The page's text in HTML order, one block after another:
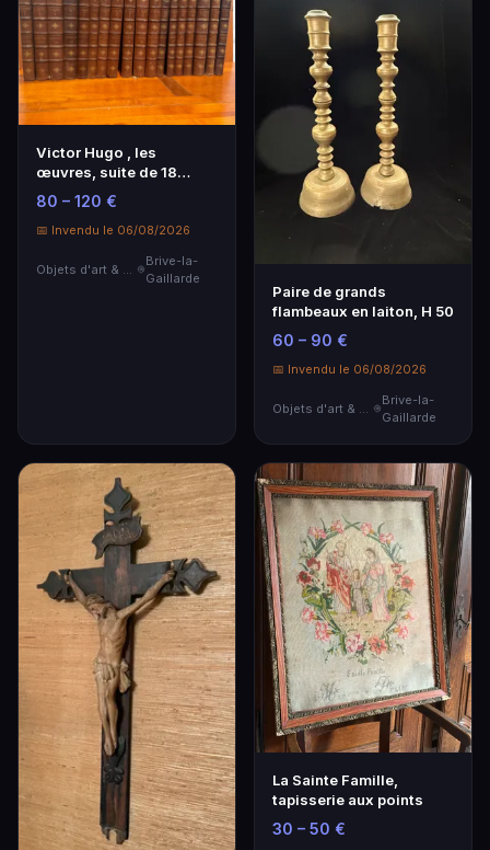
Victor Hugo , les
œuvres, suite de 18
volumes reliés, illust…
80 – 120 €
📅 Invendu le 06/08/2026
Brive-la-
Gaillarde
Paire de grands
flambeaux en laiton, H 50
60 – 90 €
📅 Invendu le 06/08/2026
Objets d'art & Curiosités
Brive-la-
Gaillarde
La Sainte Famille,
tapisserie aux points
30 – 50 €